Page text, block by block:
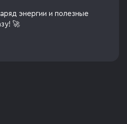
энергии и полезные
🚀